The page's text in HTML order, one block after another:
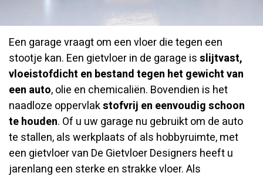
Een garage vraagt om een vloer die tegen een
stootje kan. Een gietvloer in de garage isslijtvast,
vloeistofdicht en bestand tegen het gewicht van
een auto, olie en chemicaliën. Bovendien is het
naadloze oppervlakstofvrij en eenvoudig schoon
te houden. Of u uw garage nu gebruikt om de auto
te stallen, als werkplaats of als hobbyruimte, met
een gietvloer van De Gietvloer Designers heeft u
jarenlang een sterke en strakke vloer. Als